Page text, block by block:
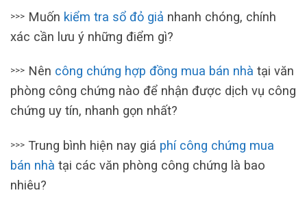
>>> Muốn kiểm tra sổ đỏ giả nhanh chóng, chính
xác cần lưu ý những điểm gì?
>>> Nên công chứng hợp đồng mua bán nhà tại văn
phòng công chứng nào để nhận được dịch vụ công
chứng uy tín, nhanh gọn nhất?
>>> Trung bình hiện nay giá phí công chứng mua
bán nhà tại các văn phòng công chứng là bao
nhiêu?